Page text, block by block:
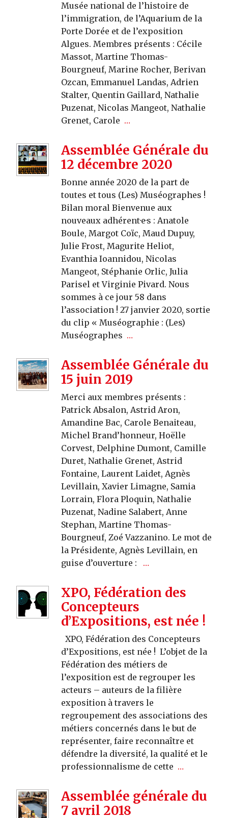
Musée national de l’histoire de
l’immigration, de l’Aquarium de la
Porte Dorée et de l’exposition
Algues. Membres présents : Cécile
Massot, Martine Thomas-
Bourgneuf, Marine Rocher, Berivan
Ozcan, Emmanuel Landas, Adrien
Stalter, Quentin Gaillard, Nathalie
Puzenat, Nicolas Mangeot, Nathalie
Grenet, Carole …
Assemblée Générale du
12 décembre 2020
Bonne année 2020 de la part de
toutes et tous (Les) Muséographes !
Bilan moral Bienvenue aux
nouveaux adhérent·e·s : Anatole
Boule, Margot Coïc, Maud Dupuy,
Julie Frost, Magurite Heliot,
Evanthia Ioannidou, Nicolas
Mangeot, Stéphanie Orlic, Julia
Parisel et Virginie Pivard. Nous
sommes à ce jour 58 dans
l’association ! 27 janvier 2020, sortie
du clip « Muséographie : (Les)
Muséographes …
Assemblée Générale du
15 juin 2019
Merci aux membres présents :
Patrick Absalon, Astrid Aron,
Amandine Bac, Carole Benaiteau,
Michel Brand’honneur, Hoëlle
Corvest, Delphine Dumont, Camille
Duret, Nathalie Grenet, Astrid
Fontaine, Laurent Laidet, Agnès
Levillain, Xavier Limagne, Samia
Lorrain, Flora Ploquin, Nathalie
Puzenat, Nadine Salabert, Anne
Stephan, Martine Thomas-
Bourgneuf, Zoé Vazzanino. Le mot de
la Présidente, Agnès Levillain, en
guise d’ouverture :
…
XPO, Fédération des
Concepteurs
d’Expositions, est née !
XPO, Fédération des Concepteurs
d’Expositions, est née ! L’objet de la
Fédération des métiers de
l’exposition est de regrouper les
acteurs – auteurs de la filière
exposition à travers le
regroupement des associations des
métiers concernés dans le but de
représenter, faire reconnaître et
défendre la diversité, la qualité et le
professionnalisme de cette …
Assemblée générale du
7 avril 2018